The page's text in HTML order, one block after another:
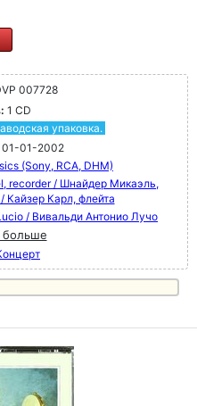
007728
1 CD
упаковка.
01-01-2002
(Sony, RCA, DHM)
recorder / Шнайдер Микаэль,
Кайзер Карл, флейта
/ Вивальди Антонио Лучо
больше